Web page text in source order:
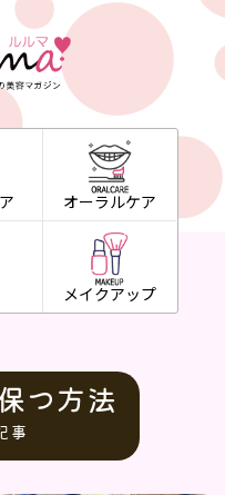
オーラルケア
メイクアップ
つ方法
事